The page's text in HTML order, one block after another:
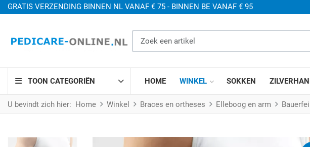
GRATIS VERZENDING BINNEN NL VANAF € 75 - BINNEN BE VANAF € 95
TOON CATEGORIËN HOME WINKEL SOKKEN
U bevindt zich hier: Home Winkel Braces en ortheses Elleboog en arm